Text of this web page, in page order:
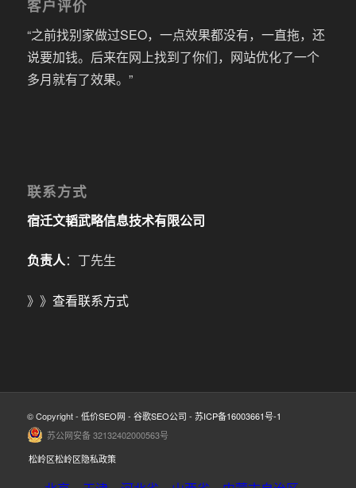
客户评价
“之前找别家做过SEO，一点效果都没有，一直拖，还
说要加钱。后来在网上找到了你们，网站优化了一个
多月就有了效果。”
联系方式
宿迁文韬武略信息技术有限公司
负责人：丁先生
》》 查看联系方式
© Copyright - 低价SEO网 - 谷歌SEO公司 - 苏ICP备16003661号-1
苏公网安备 32132402000563号
松岭区松岭区隐私政策